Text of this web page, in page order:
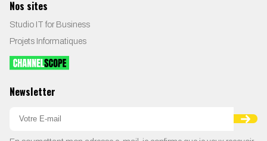
Nos sites
Studio IT for Business
Projets Informatiques
Newsletter